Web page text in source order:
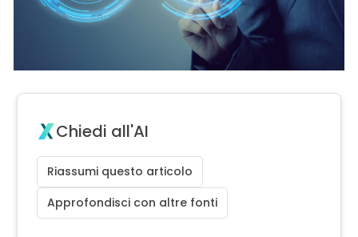
Chiedi all'AI
Riassumi questo articolo
Approfondisci con altre fonti